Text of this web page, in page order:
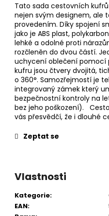
Tato sada cestovních
nejen svým designem, ale
provedením. Díky spojení
jako je ABS plast,
lehké a odolné proti
rozčleněn do dvou částí.
uchycení oblečení pomocí
kufru jsou čtvery dvojitá,
o 360°. Samozřejmostí je
integrovaný zámek který
bezpečnostní kontroly na
bez jeho poškození).
vás přesvědčí, že i dlouhé
Zeptat se
Vlastnosti
Kategorie:
EAN: